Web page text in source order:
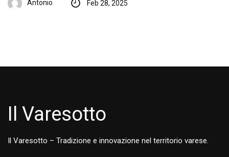
Antonio Feb 28, 2025
Il Varesotto
Il Varesotto – Tradizione e innovazione nel territorio varese.